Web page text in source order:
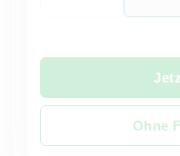
Ohne